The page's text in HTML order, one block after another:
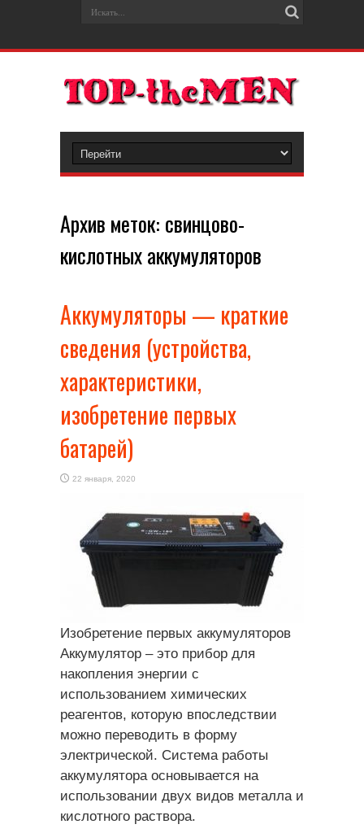
Архив меток: свинцово-
кислотных аккумуляторов
Аккумуляторы — краткие
сведения (устройства,
характеристики,
изобретение первых
батарей)
22 января, 2020
Изобретение первых аккумуляторов
Аккумулятор – это прибор для
накопления энергии с
использованием химических
реагентов, которую впоследствии
можно переводить в форму
электрической. Система работы
аккумулятора основывается на
использовании двух видов металла и
кислотного раствора.